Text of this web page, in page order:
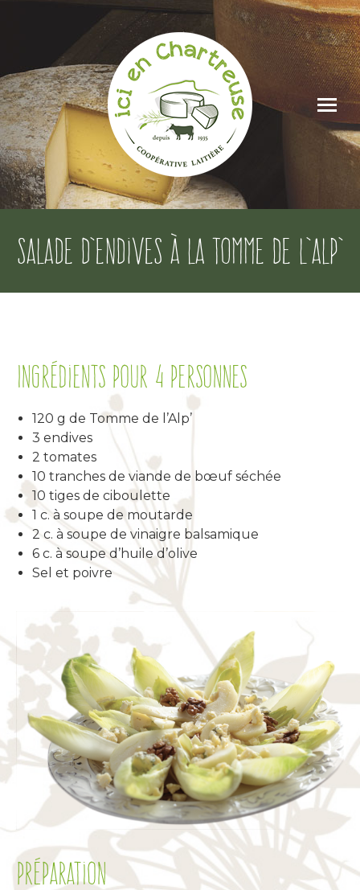
Salade d’endives à la Tomme de l’Alp’
Ingrédients pour 4 personnes
120 g de Tomme de l’Alp’
3 endives
2 tomates
10 tranches de viande de bœuf séchée
10 tiges de ciboulette
1 c. à soupe de moutarde
2 c. à soupe de vinaigre balsamique
6 c. à soupe d’huile d’olive
Sel et poivre
Préparation